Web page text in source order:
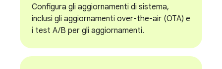
Configura gli aggiornamenti di sistema,
inclusi gli aggiornamenti over-the-air (OTA) e
i test A/B per gli aggiornamenti.